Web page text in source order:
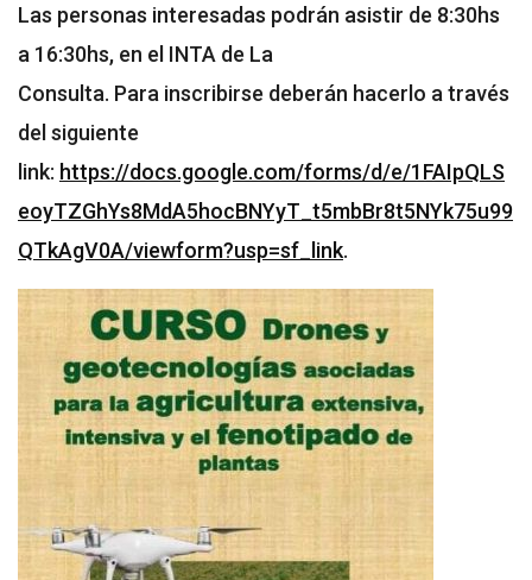
Las personas interesadas podrán asistir de 8:30hs
a 16:30hs, en el INTA de La
Consulta. Para inscribirse deberán hacerlo a través
del siguiente
link: https://docs.google.com/forms/d/e/1FAIpQLS
eoyTZGhYs8MdA5hocBNYyT_t5mbBr8t5NYk75u99
QTkAgV0A/viewform?usp=sf_link.